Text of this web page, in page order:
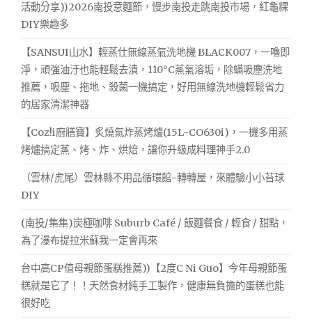
活動分享))2026南投意麵節，慢步南投走跳南投市場，紅龜粿
DIY樂趣多
【SANSUI山水】輕蒸仕無線蒸氣洗地機 BLACK007，一嚕即
淨，頑強油汙也能輕鬆去漬，110°C蒸氣溶垢，除蟎吸塵洗地
推薦，吸塵、拖地、殺菌一機搞定，好用無線洗地機輕鬆省力
的居家清潔神器
【Coz!i廚膳寶】炙燒氣炸蒸烤爐(15L-CO630i)，一機多用蒸
烤爐搞定蒸、烤、炸、烘焙，讓你升級成料理神手2.0
（雲林/虎尾）雲林縣不用品循環館-轉轉屋，來體驗小小苔球
DIY
(南投/集集)炭極咖啡 Suburb Café / 飯麵餐食 / 輕食 / 甜點，
為了瀑布提拉米蘇我一定會再來
台中高CP值母親節蛋糕推薦))【2度C Ni Guo】今年母親節蛋
糕就是它了！！天然食材純手工製作，健康無負擔的蛋糕也能
很好吃